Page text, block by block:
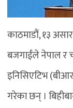
काठमाडौं, १३
बजगाईंले नेपाल र
इनिसिएटिभ
गरेका छन् ।